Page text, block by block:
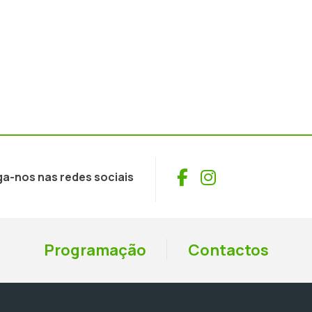
nos nas redes sociais Facebook
Instagram
Programação Contactos